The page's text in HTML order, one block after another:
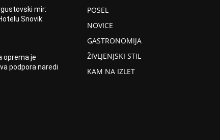
mir:
Snovik
oprema je
podpora naredi
POSEL
NOVICE
GASTRONOMIJA
ŽIVLJENJSKI STIL
KAM NA IZLET